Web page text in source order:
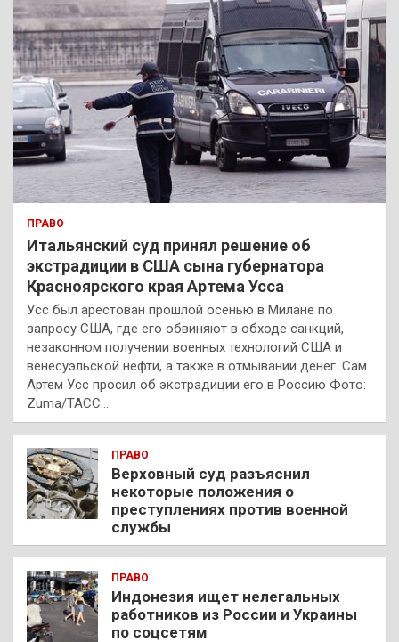
ПРАВО
Итальянский суд принял решение об
экстрадиции в США сына губернатора
Красноярского края Артема Усса
Усс был арестован прошлой осенью в Милане по
запросу США, где его обвиняют в обходе санкций,
незаконном получении военных технологий США и
венесуэльской нефти, а также в отмывании денег. Сам
Артем Усс просил об экстрадиции его в Россию Фото:
Zuma/ТАСС…
ПРАВО
Верховный суд разъяснил
некоторые положения о
преступлениях против военной
службы
ПРАВО
Индонезия ищет нелегальных
работников из России и Украины
по соцсетям